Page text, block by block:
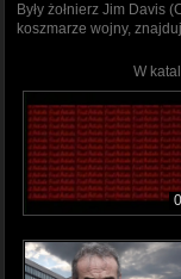
Były żołnierz Jim Davis
koszmarze wojny,
W